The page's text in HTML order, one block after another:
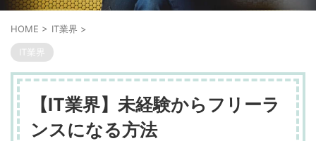
HOME > IT業界 >
IT業界
【IT業界】未経験からフリーラ
ンスになる方法